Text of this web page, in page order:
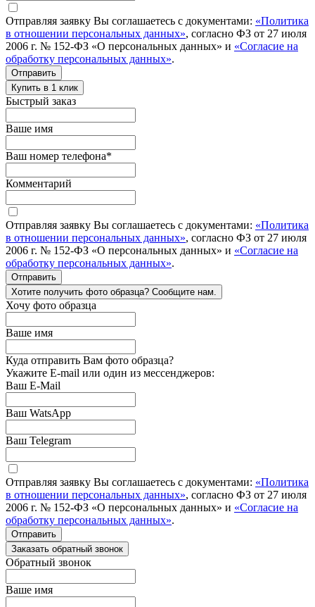
Отправляя заявку Вы соглашаетесь с документами: «Политика
в отношении персональных данных», согласно ФЗ от 27 июля
2006 г. № 152-ФЗ «О персональных данных» и «Согласие на
обработку персональных данных».
Отправить
Купить в 1 клик
Быстрый заказ
Ваше имя
Ваш номер телефона*
Комментарий
Отправляя заявку Вы соглашаетесь с документами: «Политика
в отношении персональных данных», согласно ФЗ от 27 июля
2006 г. № 152-ФЗ «О персональных данных» и «Согласие на
обработку персональных данных».
Отправить
Хотите получить фото образца? Сообщите нам.
Хочу фото образца
Ваше имя
Куда отправить Вам фото образца?
Укажите E-mail или один из мессенджеров:
Ваш E-Mail
Ваш WatsApp
Ваш Telegram
Отправляя заявку Вы соглашаетесь с документами: «Политика
в отношении персональных данных», согласно ФЗ от 27 июля
2006 г. № 152-ФЗ «О персональных данных» и «Согласие на
обработку персональных данных».
Отправить
Заказать обратный звонок
Обратный звонок
Ваше имя